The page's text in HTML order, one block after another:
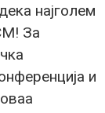
најголем
За
и